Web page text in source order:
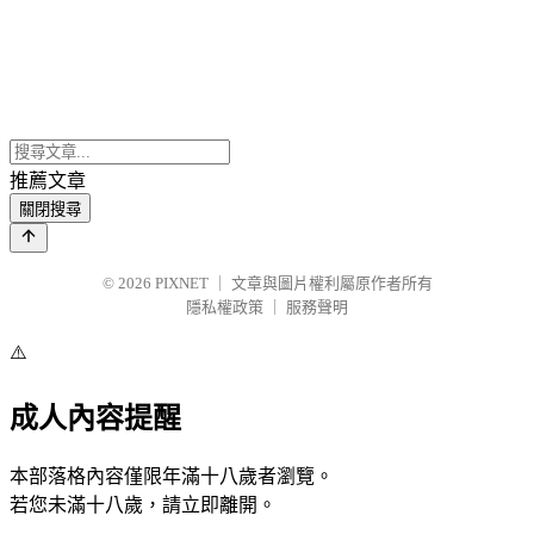
推薦文章
關閉搜尋
© 2026 PIXNET
文章與圖片權利屬原作者所有
隱私權政策
服務聲明
⚠️
成人內容提醒
本部落格內容僅限年滿十八歲者瀏覽。
若您未滿十八歲，請立即離開。